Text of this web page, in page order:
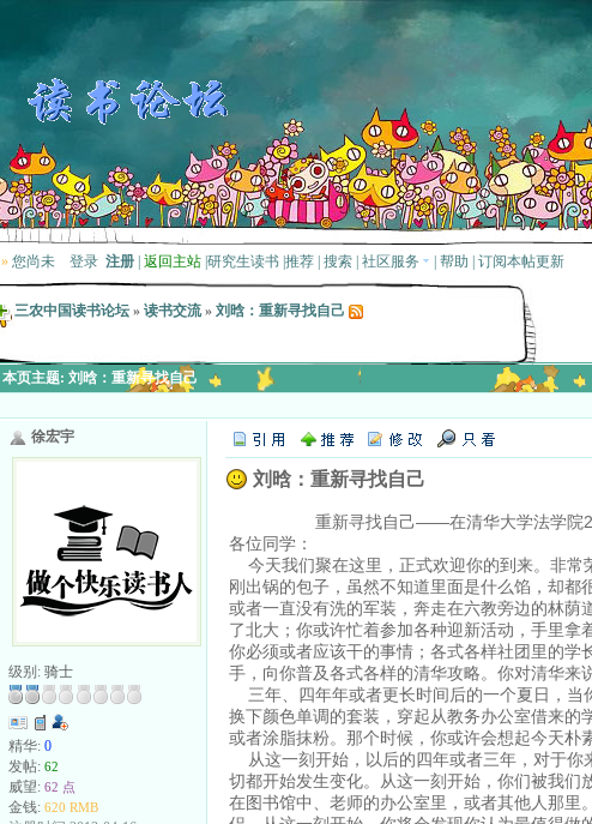
» 您尚未 登录 注册 返回主站 研究生读书 推荐 搜索 社区服务 帮助 订阅本帖更新
三农中国读书论坛 » 读书交流» 刘晗：重新寻找自己
本页主题: 刘晗：重新寻找自己
徐宏宇
级别: 骑士
精华: 0
发帖: 62
威望: 62 点
金钱: 620 RMB
刘晗：重新寻找自己
重新寻找自己——在清华大学法学院
各位同学：
今天我们聚在这里，正式欢迎你的到来。非常
刚出锅的包子，虽然不知道里面是什么馅，却都
或者一直没有洗的军装，奔走在六教旁边的林
了北大；你或许忙着参加各种迎新活动，手里
你必须或者应该干的事情；各式各样社团里的
手，向你普及各式各样的清华攻略。你对清华来
三年、四年年或者更长时间后的一个夏日，当
换下颜色单调的套装，穿起从教务办公室借来
或者涂脂抹粉。那个时候，你或许会想起今天朴
从这一刻开始，以后的四年或者三年，对于你
切都开始发生变化。从这一刻开始，你们被我们
在图书馆中、老师的办公室里，或者其他人那